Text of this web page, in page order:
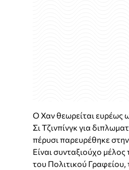
Ο Χαν θεωρείται ευρέως
Σι Τζινπίνγκ για
πέρυσι παρευρέθηκε
Είναι συνταξιούχο
του Πολιτικού